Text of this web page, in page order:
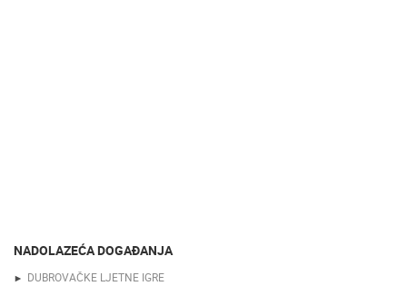
NADOLAZEĆA DOGAĐANJA
DUBROVAČKE LJETNE IGRE